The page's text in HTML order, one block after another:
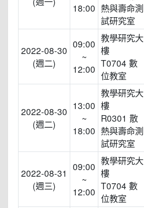
18:00 熱與壽命測
試研究室
2022-08-30
(週二)
09:00
~
12:00
教學研究大
樓
T0704 數
位教室
2022-08-30
(週二)
13:00
~
18:00
教學研究大
樓
R0301 散
熱與壽命測
試研究室
2022-08-31
(週三)
09:00
~
12:00
教學研究大
樓
T0704 數
位教室